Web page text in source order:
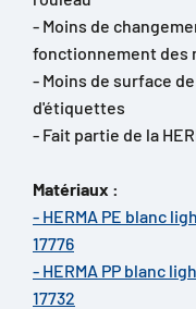
- Moins de
fonctionnement des
- Moins de surface
d'étiquettes
- Fait partie de la
Matériaux :
- HERMA PE blanc
17776
- HERMA PP blanc
17732